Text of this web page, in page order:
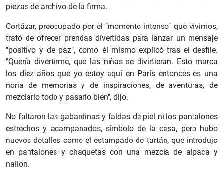
piezas de archivo de la firma.
Cortázar, preocupado por el "momento intenso" que vivimos,
trató de ofrecer prendas divertidas para lanzar un mensaje
"positivo y de paz", como él mismo explicó tras el desfile.
"Quería divertirme, que las niñas se divirtieran. Esto marca
los diez años que yo estoy aquí en París entonces es una
noria de memorias y de inspiraciones, de aventuras, de
mezclarlo todo y pasarlo bien", dijo.
No faltaron las gabardinas y faldas de piel ni los pantalones
estrechos y acampanados, símbolo de la casa, pero hubo
nuevos detalles como el estampado de tartán, que introdujo
en pantalones y chaquetas con una mezcla de alpaca y
nailon.